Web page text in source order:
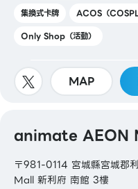
集換式卡牌
ACOS（
Only Shop（活動）
MAP
animate AEON
〒981-0114 宮城縣宮城郡
Mall 新利府 南館 3樓